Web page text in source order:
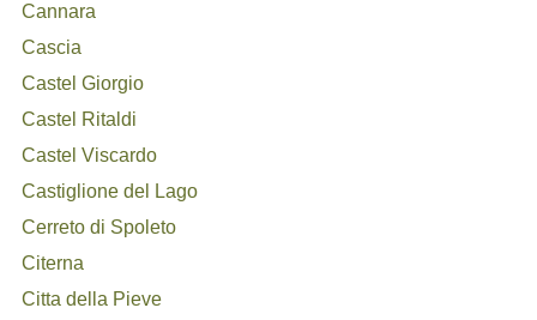
Cannara
Cascia
Castel Giorgio
Castel Ritaldi
Castel Viscardo
Castiglione del Lago
Cerreto di Spoleto
Citerna
Citta della Pieve